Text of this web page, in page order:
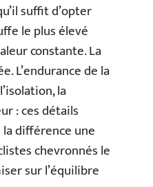
suffit d’opter
le plus élevé
constante. La
L’endurance de la
la
: ces détails
différence une
chevronnés le
sur l’équilibre